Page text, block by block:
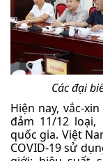
Các đại
Hiện nay, vắc-
đảm 11/12
quốc gia. Việt
COVID-19 sử